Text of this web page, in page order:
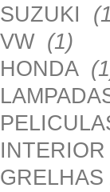
SUZUKI
VW (1)
HONDA
INTERIOR